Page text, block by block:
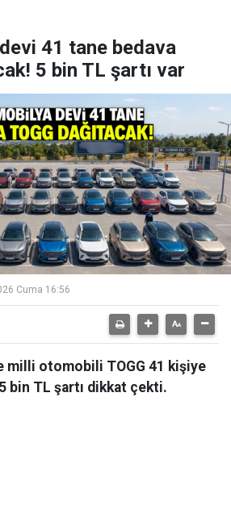
41 tane bedava
5 bin TL şartı var
Cuma 16:56
milli otomobili TOGG 41 kişiye
bin TL şartı dikkat çekti.